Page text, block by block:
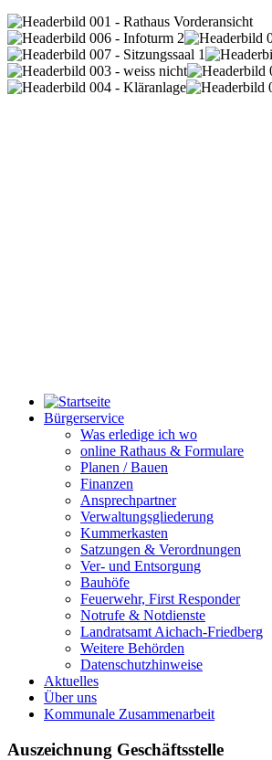
Bürgerservice
Was erledige ich wo
online Rathaus & Formulare
Planen / Bauen
Finanzen
Ansprechpartner
Verwaltungsgliederung
Kummerkasten
Satzungen & Verordnungen
Ver- und Entsorgung
Bauhöfe
Feuerwehr, First Responder
Notrufe & Notdienste
Landratsamt Aichach-Friedberg
Weitere Behörden
Datenschutzhinweise
Aktuelles
Über uns
Kommunale Zusammenarbeit
Auszeichnung Geschäftsstelle